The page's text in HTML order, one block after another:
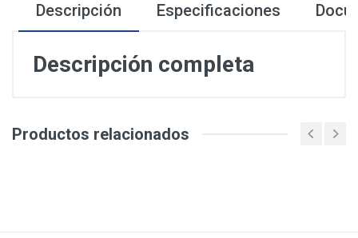
Descripción Especificaciones
Descripción completa
Productos relacionados